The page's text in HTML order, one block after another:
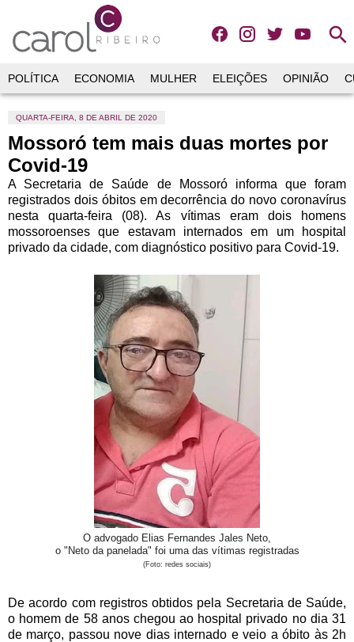
search
POLÍTICA ECONOMIA MULHER ELEIÇÕES OPINIÃO
QUARTA-FEIRA, 8 DE ABRIL DE 2020
Mossoró tem mais duas mortes por
Covid-19
A Secretaria de Saúde de Mossoró informa que foram
registrados dois óbitos em decorrência do novo coronavírus
nesta quarta-feira (08). As vítimas eram dois homens
mossoroenses que estavam internados em um hospital
privado da cidade, com diagnóstico positivo para Covid-19.
O advogado Elias Fernandes Jales Neto,
o "Neto da panelada" foi uma das vítimas registradas
(Foto: redes sociais)
De acordo com registros obtidos pela Secretaria de Saúde,
o homem de 58 anos chegou ao hospital privado no dia 31
de março, passou nove dias internado e veio a óbito às 2h